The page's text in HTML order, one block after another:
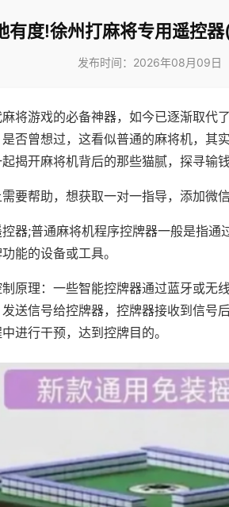
有度!徐州打麻将专用遥控
发布时间：2026年08月09日
将游戏的必备神器，如今已逐渐取代
否曾想过，这看似普通的麻将机，其
揭开麻将机背后的那些猫腻，探寻输钱
要帮助，想获取一对一指导，添加微
器;普通麻将机程序控牌器一般是指通
能的设备或工具。
原理：一些智能控牌器通过蓝牙或无
送信号给控牌器，控牌器接收到信号
进行干预，达到控牌目的。